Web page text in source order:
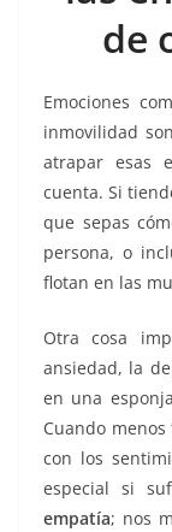
o
k
de
Emociones
inmovilidad
atrapar esas
cuenta. Si
que sepas
persona, o
flotan en las
Otra cosa
ansiedad, la
en una
Cuando
con los
especial si
empatía; nos